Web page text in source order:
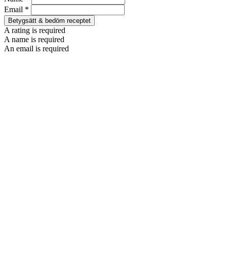
Email *
Betygsätt & bedöm receptet
A rating is required
A name is required
An email is required